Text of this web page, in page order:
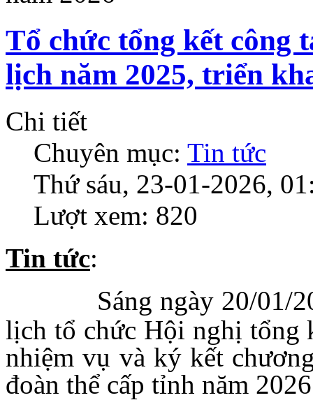
Tổ chức tổng kết công
lịch năm 2025, triển
Chi tiết
Chuyên mục: Tin tức
Thứ sáu, 23-01-2026,
Lượt xem: 820
Tin tức:
Sáng ngày 20/01/
lịch tổ chức Hội nghị tổng
nhiệm vụ và ký kết
đoàn thể cấp tỉnh năm